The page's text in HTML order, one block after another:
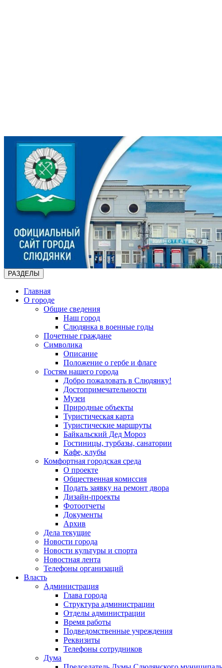
РАЗДЕЛЫ
Главная
О городе
Общие сведения
Наш город
Слюдянка в военные годы
Почетные граждане
Символика
Описание
Положение о гербе и флаге
Гостям нашего города
Добро пожаловать в Слюдянку!
Достопримечательности
Музеи
Природные объекты
Туристическая карта
Туристические маршруты
Байкальский Дед Мороз
Гостиницы, турбазы, санатории
Кафе, клубы
Комфортная городская среда
О проекте
Общественная комиссия
Подать заявку на ремонт двора
Дизайн-проекты
Фотоотчеты
Документы
Архив
Дела текущие
Новости города
Новости культуры и спорта
Новостная лента
Телефоны организаций
Власть
Администрация
Глава города
Структура администрации
Отделы администрации
Время работы
Подведомственные учреждения
Реквизиты
Телефоны сотрудников
Дума